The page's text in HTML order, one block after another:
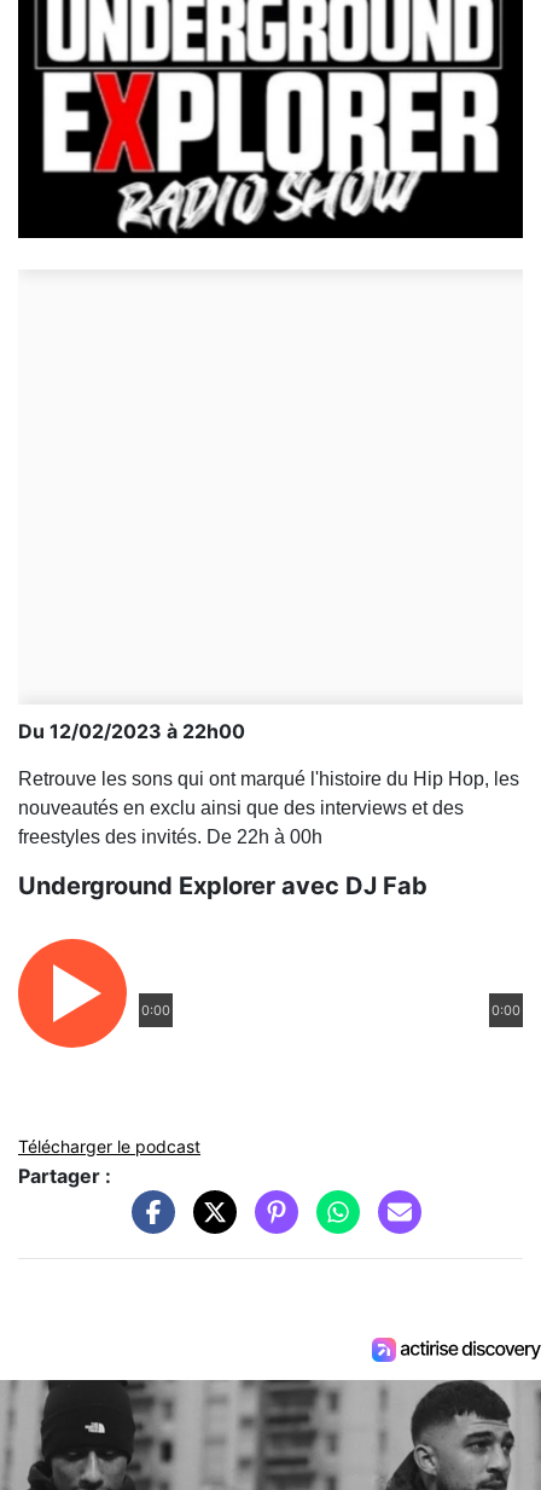
Du 12/02/2023 à 22h00
Retrouve les sons qui ont marqué l'histoire du Hip Hop, les
nouveautés en exclu ainsi que des interviews et des
freestyles des invités. De 22h à 00h
Underground Explorer avec DJ Fab
0:00 0:00
Télécharger le podcast
Partager :